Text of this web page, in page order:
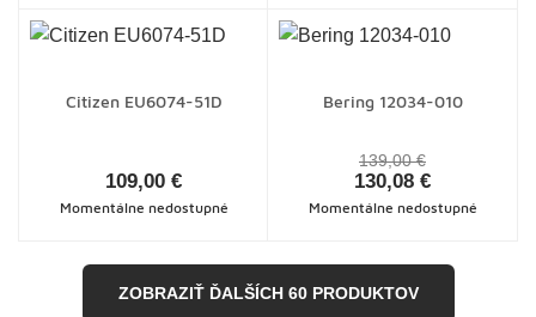
Citizen EU6074-51D
109,00 €
Momentálne nedostupné
Bering 12034-010
139,00 €
130,08 €
Momentálne nedostupné
ZOBRAZIŤ ĎALŠÍCH 60 PRODUKTOV